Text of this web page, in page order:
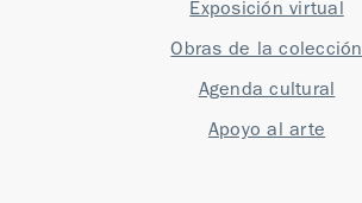
Exposición virtual
Obras de la colección
Agenda cultural
Apoyo al arte